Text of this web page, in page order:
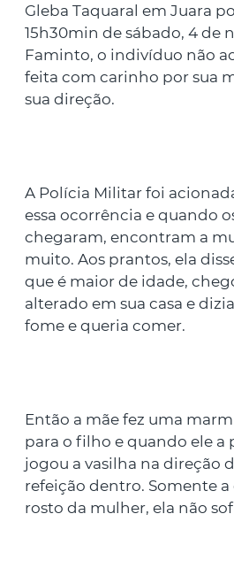
Gleba Taquaral em Juara
15h30min de sábado, 4 de
Faminto, o indivíduo não
feita com carinho por sua
sua direção.
A Polícia Militar foi
essa ocorrência e quando
chegaram, encontram a
muito. Aos prantos, ela
que é maior de idade,
alterado em sua casa e
fome e queria comer.
Então a mãe fez uma
para o filho e quando ele a
jogou a vasilha na direção
refeição dentro. Somente
rosto da mulher, ela não